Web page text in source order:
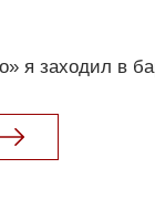
я заходил в